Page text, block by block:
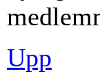
Upp